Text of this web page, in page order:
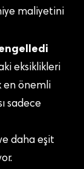
maliyetini
eksiklikleri
en önemli
sadece
daha eşit